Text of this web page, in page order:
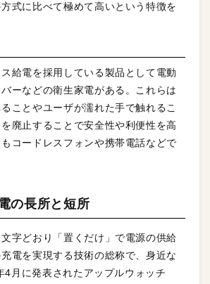
式に比べて極めて高いという特徴を
給電を採用している製品として電動
ーなどの衛生家電がある。これらは
ことやユーザが濡れた手で触れるこ
廃止することで安全性や利便性を高
コードレスフォンや携帯電話などで
の長所と短所
字どおり「置くだけ」で電源の供給
電を実現する技術の総称で、身近な
4月に発表されたアップルウォッチ